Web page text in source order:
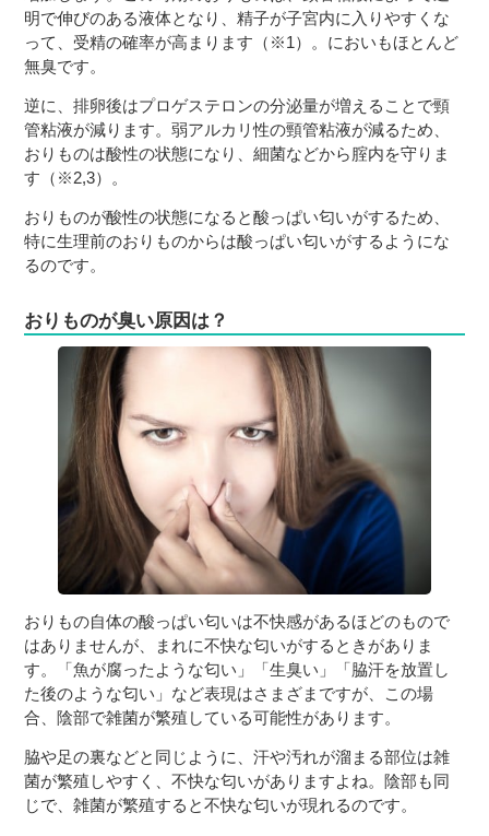
明で伸びのある液体となり、精子が子宮内に入りやすくな
って、受精の確率が高まります（※1）。においもほとんど
無臭です。
逆に、排卵後はプロゲステロンの分泌量が増えることで頸
管粘液が減ります。弱アルカリ性の頸管粘液が減るため、
おりものは酸性の状態になり、細菌などから腟内を守りま
す（※2,3）。
おりものが酸性の状態になると酸っぱい匂いがするため、
特に生理前のおりものからは酸っぱい匂いがするようにな
るのです。
おりものが臭い原因は？
おりもの自体の酸っぱい匂いは不快感があるほどのもので
はありませんが、まれに不快な匂いがするときがありま
す。「魚が腐ったような匂い」「生臭い」「脇汗を放置し
た後のような匂い」など表現はさまざまですが、この場
合、陰部で雑菌が繁殖している可能性があります。
脇や足の裏などと同じように、汗や汚れが溜まる部位は雑
菌が繁殖しやすく、不快な匂いがありますよね。陰部も同
じで、雑菌が繁殖すると不快な匂いが現れるのです。